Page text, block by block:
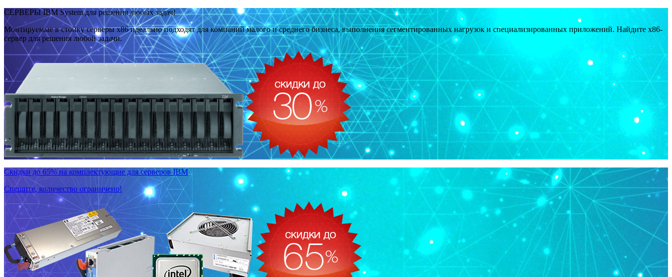
СЕРВЕРЫ IBM System для решения любых задач!
Монтируемые в стойку серверы x86 идеально подходят для компаний малого и среднего бизнеса, выполнения сегментированных нагрузок и специализированных приложений. Найдите x86-
сервер для решения любой задачи.
Скидки до 65% на комплектующие для серверов IBM
Спешите, количество ограничено!